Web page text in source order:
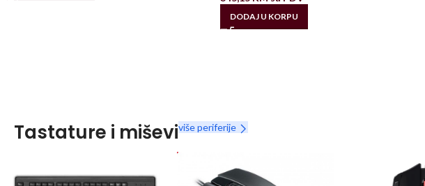
DODAJ U KORPU
Tastature i miševiviše periferije